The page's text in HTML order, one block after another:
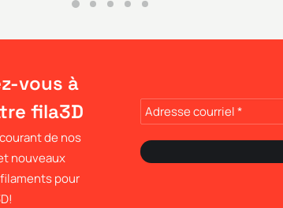
vous à
fila3D
de nos
nouveaux
pour